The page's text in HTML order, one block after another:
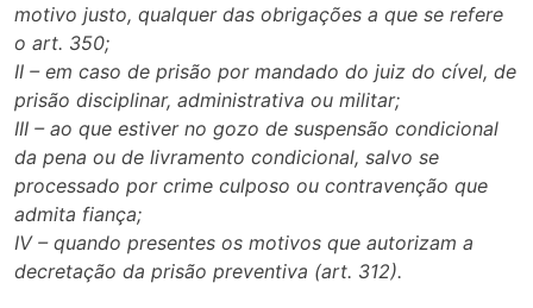
motivo justo, qualquer das obrigações a que se refere
o art. 350;
II – em caso de prisão por mandado do juiz do cível, de
prisão disciplinar, administrativa ou militar;
III – ao que estiver no gozo de suspensão condicional
da pena ou de livramento condicional, salvo se
processado por crime culposo ou contravenção que
admita fiança;
IV – quando presentes os motivos que autorizam a
decretação da prisão preventiva (art. 312).